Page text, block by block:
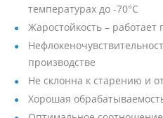
температурах до -70°C
Жаростойкость – работает
производстве
Не склонна к старению и
Хорошая